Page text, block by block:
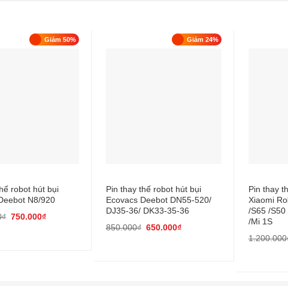
Giảm 50%
robot hút bụi
N8/920
₫ 750.000₫
Giảm 24%
Pin thay thế robot hút bụi
Ecovacs Deebot DN55-520/
DJ35-36/ DK33-35-36
850.000₫ 650.000₫
Pin thay
Xiaomi
/S65 /S50
/Mi 1S
1.200.000